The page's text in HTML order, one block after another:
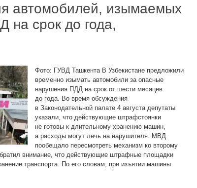
автомобилей, изымаемых
на срок до года,
Фото: ГУВД Ташкента В Узбекистане предложили
временно изымать автомобили за опасные
нарушения ПДД на срок от шести месяцев
до года. Во время обсуждения
в Законодательной палате 4 августа депутаты
указали, что действующие штрафстоянки
не готовы к длительному хранению машин,
а расходы могут лечь на нарушителя. МВД
пообещало пересмотреть механизм ко второму
внимание, что действующие штрафные площадки
транспорта. По его словам, при изъятии машины